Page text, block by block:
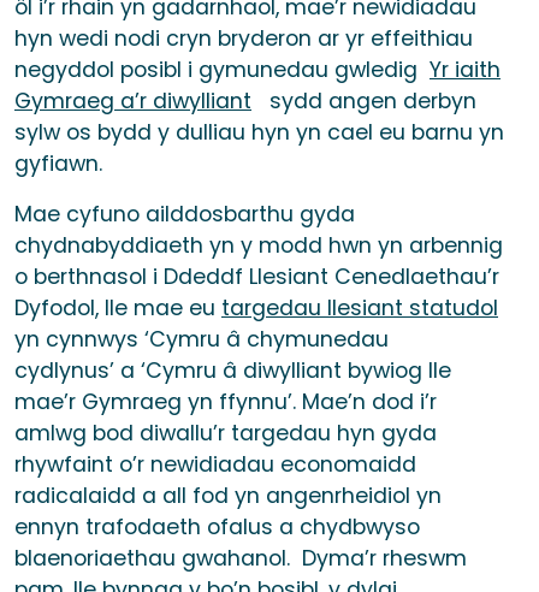
ôl i’r rhain yn gadarnhaol, mae’r newidiadau
hyn wedi nodi cryn bryderon ar yr effeithiau
negyddol posibl i gymunedau gwledig Yr iaith
Gymraeg a’r diwylliant sydd angen derbyn
sylw os bydd y dulliau hyn yn cael eu barnu yn
gyfiawn.
Mae cyfuno ailddosbarthu gyda
chydnabyddiaeth yn y modd hwn yn arbennig
o berthnasol i Ddeddf Llesiant Cenedlaethau’r
Dyfodol, lle mae eu targedau llesiant statudol
yn cynnwys ‘Cymru â chymunedau
cydlynus’ a ‘Cymru â diwylliant bywiog lle
mae’r Gymraeg yn ffynnu’. Mae’n dod i’r
amlwg bod diwallu’r targedau hyn gyda
rhywfaint o’r newidiadau economaidd
radicalaidd a all fod yn angenrheidiol yn
ennyn trafodaeth ofalus a chydbwyso
blaenoriaethau gwahanol. Dyma’r rheswm